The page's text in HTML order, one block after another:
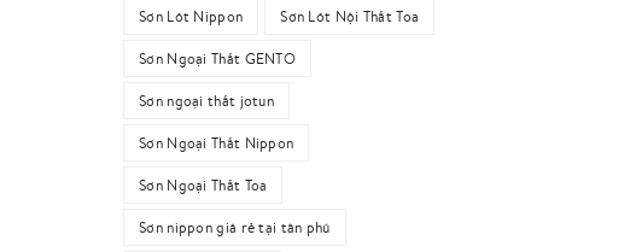
Sơn Lót Nippon Sơn Lót Nội Thất Toa
Sơn Ngoại Thất GENTO
Sơn ngoại thất jotun
Sơn Ngoại Thất Nippon
Sơn Ngoại Thất Toa
Sơn nippon giá rẻ tại tân phú